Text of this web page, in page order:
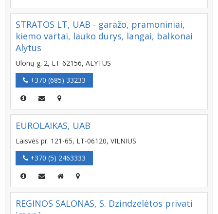
STRATOS LT, UAB - garažo, pramoniniai,
kiemo vartai, lauko durys, langai, balkonai
Alytus
Ulonų g. 2, LT-62156, ALYTUS
+370 (685) 33233
EUROLAIKAS, UAB
Laisvės pr. 121-65, LT-06120, VILNIUS
+370 (5) 2463333
REGINOS SALONAS, S. Dzindzelėtos privati